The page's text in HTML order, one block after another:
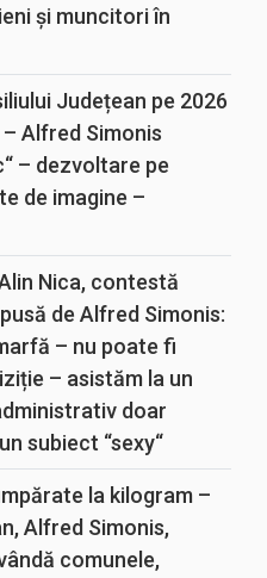
și muncitori în
Județean pe 2026
Alfred Simonis
– dezvoltare pe
de imagine –
Nica, contestă
de Alfred Simonis:
– nu poate fi
– asistăm la un
doar
subiect “sexy“
la kilogram –
Alfred Simonis,
comunele,